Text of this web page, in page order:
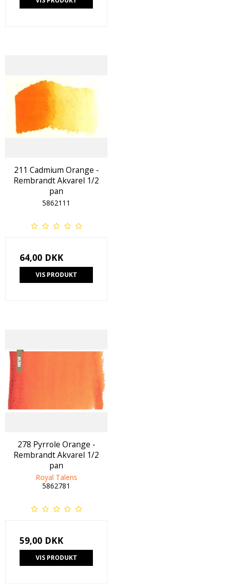
211 Cadmium Orange -
Rembrandt Akvarel 1/2
pan
5862111
64,00 DKK
VIS PRODUKT
278 Pyrrole Orange -
Rembrandt Akvarel 1/2
pan
Royal Talens
5862781
59,00 DKK
VIS PRODUKT